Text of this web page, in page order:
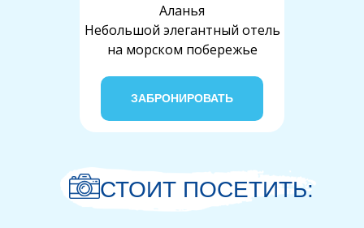
Аланья
Небольшой элегантный отель
на морском побережье
ЗАБРОНИРОВАТЬ
СТОИТ ПОСЕТИТЬ: